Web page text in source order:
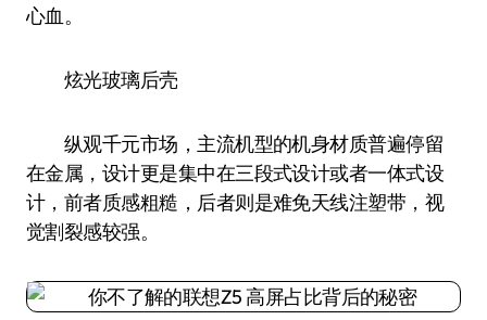
心血。
炫光玻璃后壳
纵观千元市场，主流机型的机身材质普遍停留
在金属，设计更是集中在三段式设计或者一体式设
计，前者质感粗糙，后者则是难免天线注塑带，视
觉割裂感较强。